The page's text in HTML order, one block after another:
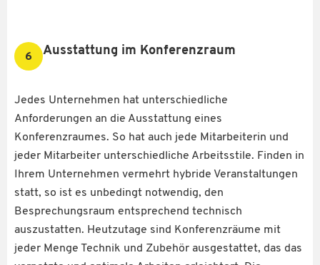
6 Ausstattung im Konferenzraum
Jedes Unternehmen hat unterschiedliche
Anforderungen an die Ausstattung eines
Konferenzraumes. So hat auch jede Mitarbeiterin und
jeder Mitarbeiter unterschiedliche Arbeitsstile. Finden in
Ihrem Unternehmen vermehrt hybride Veranstaltungen
statt, so ist es unbedingt notwendig, den
Besprechungsraum entsprechend technisch
auszustatten. Heutzutage sind Konferenzräume mit
jeder Menge Technik und Zubehör ausgestattet, das das